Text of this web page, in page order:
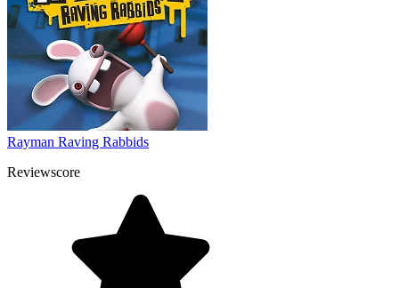
Rayman Raving Rabbids
Reviewscore